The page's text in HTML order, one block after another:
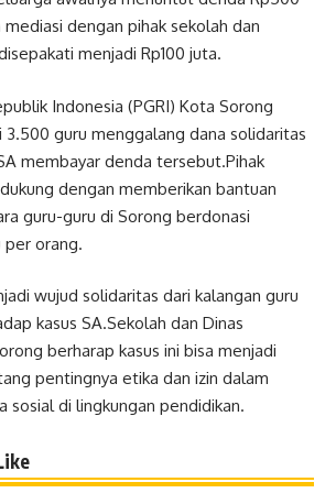
dengan pihak sekolah dan
menjadi Rp100 juta.
Indonesia (PGRI) Kota Sorong
3.500 guru menggalang dana solidaritas
membayar denda tersebut.Pihak
dengan memberikan bantuan
guru-guru di Sorong berdonasi
per orang.
wujud solidaritas dari kalangan guru
kasus SA.Sekolah dan Dinas
berharap kasus ini bisa menjadi
pentingnya etika dan izin dalam
sosial di lingkungan pendidikan.